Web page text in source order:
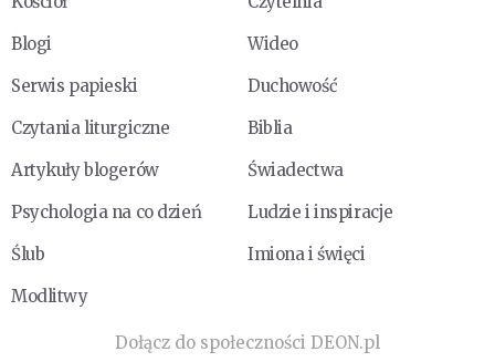
Blogi
Wideo
Serwis papieski
Duchowość
Czytania liturgiczne
Biblia
Artykuły blogerów
Świadectwa
Psychologia na co dzień
Ludzie i inspiracje
Ślub
Imiona i święci
Modlitwy
Dołącz do społeczności DEON.pl